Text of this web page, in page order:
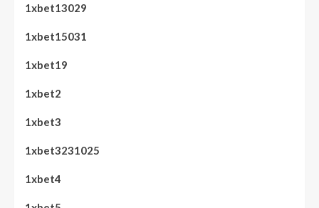
1xbet13029
1xbet15031
1xbet19
1xbet2
1xbet3
1xbet3231025
1xbet4